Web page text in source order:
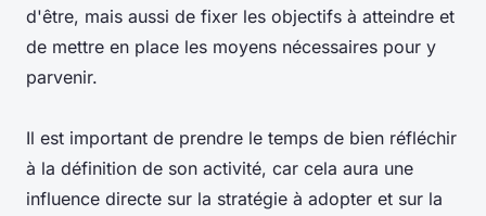
d'être, mais aussi de fixer les objectifs à atteindre et
de mettre en place les moyens nécessaires pour y
parvenir.
Il est important de prendre le temps de bien réfléchir
à la définition de son activité, car cela aura une
influence directe sur la stratégie à adopter et sur la